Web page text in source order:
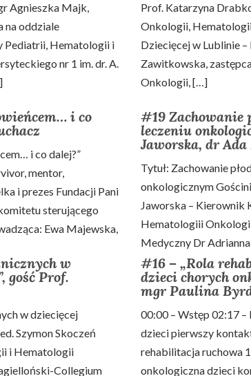
Agnieszka Majk,
na oddziale
Pediatrii, Hematologii i
nr 1 im. dr. A.
Prof. Katarzyna
Onkologii,
Dziecięcej w Lublinie –
Zawitkowska,
Onkologii, […]
i co
i co dalej?”
mentor,
i prezes Fundacji Pani
sterującego
Ewa Majewska,
#19 Zachowanie
leczeniu
Jaworska, dr
Tytuł: Zachowanie
onkologicznym
Jaworska – Kierownik
Hematologiii
Medyczny Dr
w
gość Prof.
w dziecięcej
Szymon Skoczeń
i Hematologii
Collegium
#16 – „Rola
dzieci chorych
mgr Paulina
00:00 – Wstęp 02:17
dzieci pierwszy
rehabilitacja ruchowa
onkologiczna dzieci